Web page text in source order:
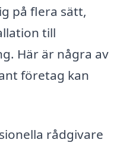
på flera sätt,
till
Här är några av
företag kan
rådgivare